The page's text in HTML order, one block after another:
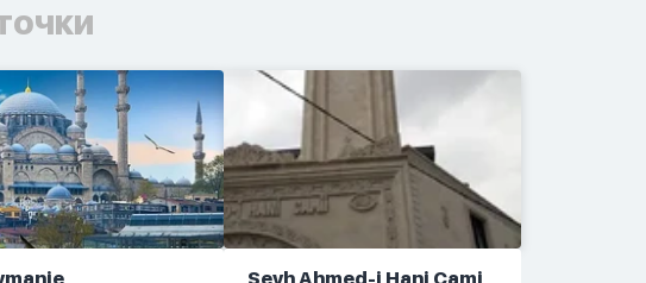
Seyh Ahmed-i Hani Cami